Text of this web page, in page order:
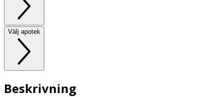
Välj apotek
Beskrivning